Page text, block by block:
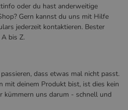
oder du hast anderweitige
Gern kannst du uns mit Hilfe
jederzeit kontaktieren. Bester
bis Z.
dass etwas mal nicht passt.
mit deinem Produkt bist, ist dies kein
kümmern uns darum - schnell und